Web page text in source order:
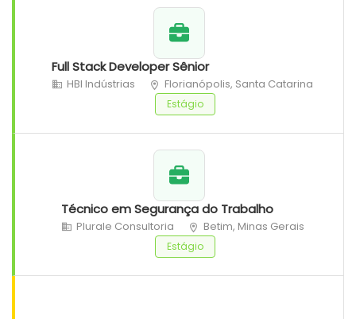
Full Stack Developer Sênior
HBI Indústrias Florianópolis, Santa Catarina
Estágio
Técnico em Segurança do Trabalho
Plurale Consultoria Betim, Minas Gerais
Estágio